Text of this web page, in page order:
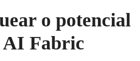
o potencial
AI Fabric